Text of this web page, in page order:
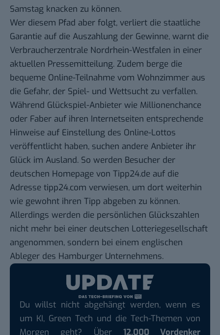
Samstag knacken zu können.
Wer diesem Pfad aber folgt, verliert die staatliche
Garantie auf die Auszahlung der Gewinne, warnt die
Verbraucherzentrale Nordrhein-Westfalen in einer
aktuellen Pressemitteilung. Zudem berge die
bequeme Online-Teilnahme vom Wohnzimmer aus
die Gefahr, der Spiel- und Wettsucht zu verfallen.
Während Glückspiel-Anbieter wie Millionenchance
oder Faber auf ihren Internetseiten entsprechende
Hinweise auf Einstellung des Online-Lottos
veröffentlicht haben, suchen andere Anbieter ihr
Glück im Ausland. So werden Besucher der
deutschen Homepage von Tipp24.de auf die
Adresse tipp24.com verwiesen, um dort weiterhin
wie gewohnt ihren Tipp abgeben zu können.
Allerdings werden die persönlichen Glückszahlen
nicht mehr bei einer deutschen Lotteriegesellschaft
angenommen, sondern bei einem englischen
Ableger des Hamburger Unternehmens.
Du willst nicht abgehängt werden, wenn es
um KI, Green Tech und die Tech-Themen von
Morgen geht? Über 12.000 Vordenker